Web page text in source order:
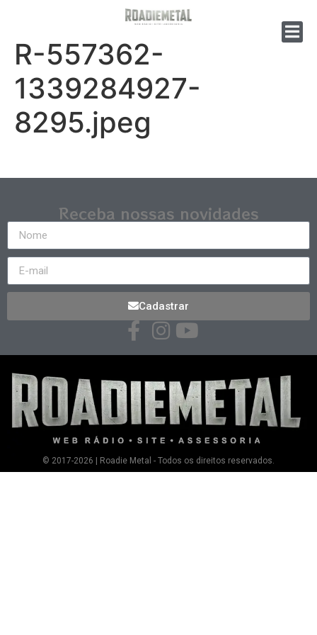
R-557362-
1339284927-
8295.jpeg
Receba nossas novidades
Cadastrar
© 2017-2026 | Roadie Metal - Todos os direitos reservados.